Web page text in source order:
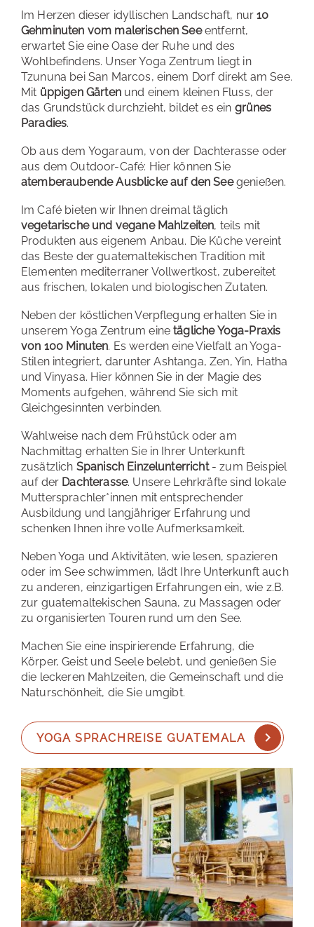
Im Herzen dieser idyllischen Landschaft, nur10
Gehminuten vom malerischen Seeentfernt,
erwartet Sie eine Oase der Ruhe und des
Wohlbefindens. Unser Yoga Zentrum liegt in
Tzununa bei San Marcos, einem Dorf direkt am See.
Mit üppigen Gärtenund einem kleinen Fluss, der
das Grundstück durchzieht, bildet es ein grünes
Paradies.
Ob aus dem Yogaraum, von der Dachterasse oder
aus dem Outdoor-Café: Hier können Sie
atemberaubende Ausblicke auf den Seegenießen.
Im Café bieten wir Ihnen dreimal täglich
vegetarische und vegane Mahlzeiten, teils mit
Produkten aus eigenem Anbau. Die Küche vereint
das Beste der guatemaltekischen Tradition mit
Elementen mediterraner Vollwertkost, zubereitet
aus frischen, lokalen und biologischen Zutaten.
Neben der köstlichen Verpflegung erhalten Sie in
unserem Yoga Zentrum einetägliche Yoga-Praxis
von 100 Minuten. Es werden eine Vielfalt an Yoga-
Stilen integriert, darunter Ashtanga, Zen, Yin, Hatha
und Vinyasa. Hier können Sie in der Magie des
Moments aufgehen, während Sie sich mit
Gleichgesinnten verbinden.
Wahlweise nach dem Frühstück oder am
Nachmittag erhalten Sie in Ihrer Unterkunft
zusätzlich Spanisch Einzelunterricht- zum Beispiel
auf der Dachterasse. Unsere Lehrkräfte sind lokale
Muttersprachler*innen mit entsprechender
Ausbildung und langjähriger Erfahrung und
schenken Ihnen ihre volle Aufmerksamkeit.
Neben Yoga und Aktivitäten, wie lesen, spazieren
oder im See schwimmen, lädt Ihre Unterkunft auch
zu anderen, einzigartigen Erfahrungen ein, wie z.B.
zur guatemaltekischen Sauna, zu Massagen oder
zu organisierten Touren rund um den See.
Machen Sie eine inspirierende Erfahrung, die
Körper, Geist und Seele belebt, und genießen Sie
die leckeren Mahlzeiten, die Gemeinschaft und die
Naturschönheit, die Sie umgibt.
YOGA SPRACHREISE GUATEMALA